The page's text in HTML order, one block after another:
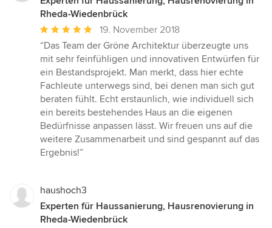
Rheda-Wiedenbrück
Durchschnittliche
Bewertung:
5
von
5
Sternen
19. November 2018
“Das Team der Gröne Architektur überzeugte uns
mit sehr feinfühligen und innovativen Entwürfen für
ein Bestandsprojekt. Man merkt, dass hier echte
Fachleute unterwegs sind, bei denen man sich gut
beraten fühlt. Echt erstaunlich, wie individuell sich
ein bereits bestehendes Haus an die eigenen
Bedürfnisse anpassen lässt. Wir freuen uns auf die
weitere Zusammenarbeit und sind gespannt auf das
Ergebnis!”
haushoch3
Experten für Haussanierung, Hausrenovierung in
Rheda-Wiedenbrück